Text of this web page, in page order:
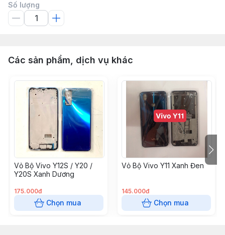
Số lượng
Các sản phẩm, dịch vụ khác
Vỏ Bộ Vivo Y12S / Y20 /
Y20S Xanh Dương
175.000đ
Chọn mua
Vỏ Bộ Vivo Y11 Xanh Đen
145.000đ
Chọn mua